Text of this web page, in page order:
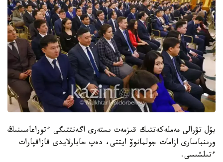
بۇل تۋرالى مەملەكەتتىك قىزمەت ىستەرى اگەنتتىگى ءتوراعاسىنىڭ
ورىنباسارى ازامات جولمانوۆ ايتتى، دەپ حابارلايدى قازاقپارات
ءتىلشىسى.